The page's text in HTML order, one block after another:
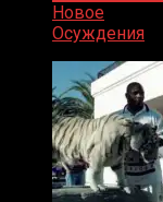
Новое
Осуждения